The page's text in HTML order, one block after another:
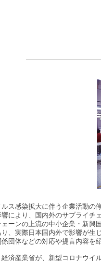
ス感染拡大に伴う企業活動の
により、国内外のサプライチ
ーンの上流の中小企業・新興
、実際日本国内外で影響が生
団体などの対応や提言内容を紹
経済産業省が、新型コロナウイ